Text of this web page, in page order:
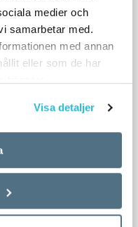
medier och
samarbetar med.
med annan
eller som de har
Visa detaljer